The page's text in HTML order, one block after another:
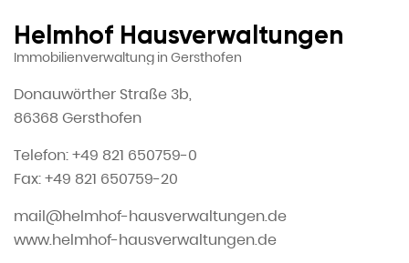
Helmhof Hausverwaltungen
Immobilienverwaltung in Gersthofen
Donauwörther Straße 3b,
86368 Gersthofen
Telefon: +49 821 650759-0
Fax: +49 821 650759-20
mail@helmhof-hausverwaltungen.de
www.helmhof-hausverwaltungen.de